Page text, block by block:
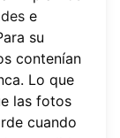
e
su
contenían
Lo que
las fotos
cuando